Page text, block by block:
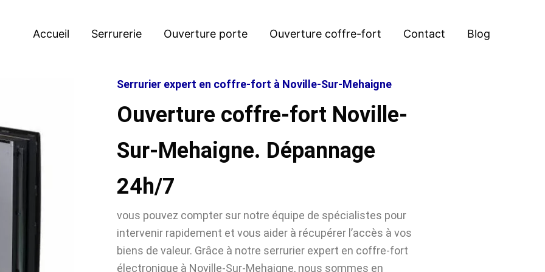
Accueil Serrurerie Ouverture porte Ouverture coffre-fort Contact Blog
Serrurier expert en coffre-fort à Noville-Sur-Mehaigne
Ouverture coffre-fort Noville-
Sur-Mehaigne. Dépannage
24h/7
vous pouvez compter sur notre équipe de spécialistes pour
intervenir rapidement et vous aider à récupérer l’accès à vos
biens de valeur. Grâce à notre serrurier expert en coffre-fort
électronique à Noville-Sur-Mehaigne, nous sommes en